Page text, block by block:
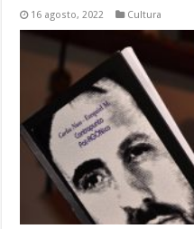
16 agosto, 2022 Cultura